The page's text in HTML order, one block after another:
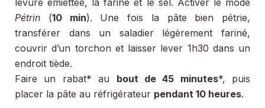
Pétrin (10 min). Une fois la pâte bien pétrie,
transférer dans un saladier légèrement fariné,
couvrir d’un torchon et laisser lever 1h30 dans un
endroit tiède.
Faire un rabat* au bout de 45 minutes*, puis
placer la pâte au réfrigérateur pendant 10 heures.